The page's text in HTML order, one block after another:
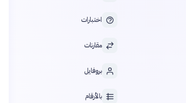
اختبارات
مقارنات
بروفايل
بالأرقام